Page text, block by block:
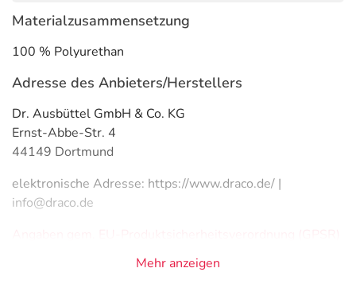
Materialzusammensetzung
100 % Polyurethan
Adresse des Anbieters/Herstellers
Dr. Ausbüttel GmbH & Co. KG
Ernst-Abbe-Str. 4
44149 Dortmund
elektronische Adresse: https://www.draco.de/ |
info@draco.de
PDF des Beipackzettelskönnen Sie sich oben
Mehr anzeigen